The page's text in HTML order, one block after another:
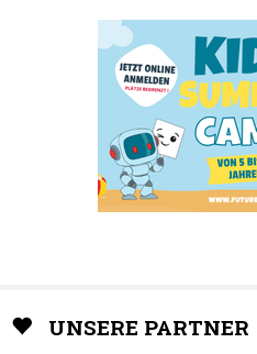
UNSERE PARTNER